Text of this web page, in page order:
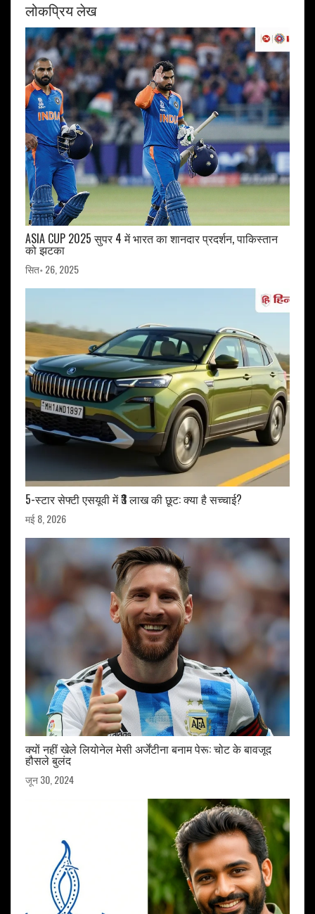
लोकप्रिय लेख
ASIA CUP 2025 सुपर 4 में भारत का शानदार प्रदर्शन, पाकिस्तान
को झटका
सित॰ 26, 2025
5-स्टार सेफ्टी एसयूवी में ₹3 लाख की छूट: क्या है सच्चाई?
मई 8, 2026
क्यों नहीं खेले लियोनेल मेसी अर्जेंटीना बनाम पेरू: चोट के बावजूद
हौसले बुलंद
जून 30, 2024